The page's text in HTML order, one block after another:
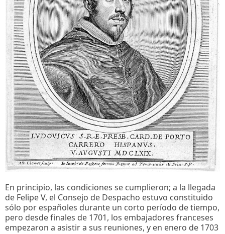
En principio, las condiciones se cumplieron; a la llegada
de Felipe V, el Consejo de Despacho estuvo constituido
sólo por españoles durante un corto período de tiempo,
pero desde finales de 1701, los embajadores franceses
empezaron a asistir a sus reuniones, y en enero de 1703